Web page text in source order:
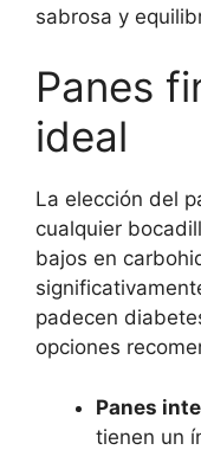
sabrosa y
Panes
ideal
La elección del
cualquier
bajos en
padecen
opciones
Panes
tienen un